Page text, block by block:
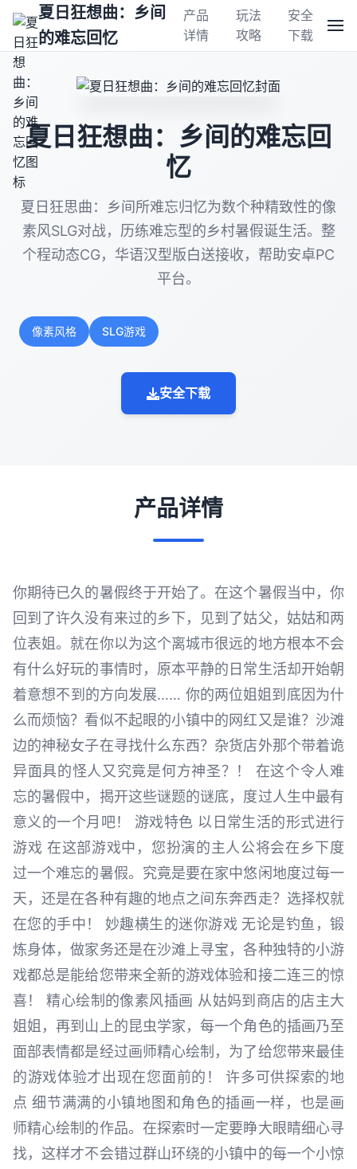
夏日狂想曲：乡间
的难忘回忆
产品
详情
玩法
攻略
安全
下载
夏日狂想曲：乡间的难忘回
忆
夏日狂思曲：乡间所难忘归忆为数个种精致性的像
素风SLG对战，历练难忘型的乡村暑假诞生活。整
个程动态CG，华语汉型版白送接收，帮助安卓PC
平台。
像素风格 SLG游戏
安全下载
产品详情
你期待已久的暑假终于开始了。在这个暑假当中，你
回到了许久没有来过的乡下，见到了姑父，姑姑和两
位表姐。就在你以为这个离城市很远的地方根本不会
有什么好玩的事情时，原本平静的日常生活却开始朝
着意想不到的方向发展…… 你的两位姐姐到底因为什
么而烦恼？看似不起眼的小镇中的网红又是谁？沙滩
边的神秘女子在寻找什么东西？杂货店外那个带着诡
异面具的怪人又究竟是何方神圣？！ 在这个令人难
忘的暑假中，揭开这些谜题的谜底，度过人生中最有
意义的一个月吧！ 游戏特色 以日常生活的形式进行
游戏 在这部游戏中，您扮演的主人公将会在乡下度
过一个难忘的暑假。究竟是要在家中悠闲地度过每一
天，还是在各种有趣的地点之间东奔西走？选择权就
在您的手中！ 妙趣横生的迷你游戏 无论是钓鱼，锻
炼身体，做家务还是在沙滩上寻宝，各种独特的小游
戏都总是能给您带来全新的游戏体验和接二连三的惊
喜！ 精心绘制的像素风插画 从姑妈到商店的店主大
姐姐，再到山上的昆虫学家，每一个角色的插画乃至
面部表情都是经过画师精心绘制，为了给您带来最佳
的游戏体验才出现在您面前的！ 许多可供探索的地
点 细节满满的小镇地图和角色的插画一样，也是画
师精心绘制的作品。在探索时一定要睁大眼睛细心寻
找，这样才不会错过群山环绕的小镇中的每一个小惊